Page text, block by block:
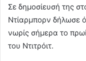
Σε δημοσίευσή της
Ντίαρμπορν δήλωσε
νωρίς σήμερα το
του Ντιτρόιτ.